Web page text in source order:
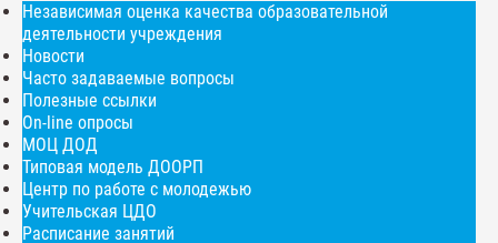
Независимая оценка качества образовательной
деятельности учреждения
Новости
Часто задаваемые вопросы
Полезные ссылки
On-line опросы
МОЦ ДОД
Типовая модель ДООРП
Центр по работе с молодежью
Учительская ЦДО
Расписание занятий